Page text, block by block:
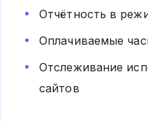
Отчётность в
Оплачиваемые
Отслеживание
сайтов